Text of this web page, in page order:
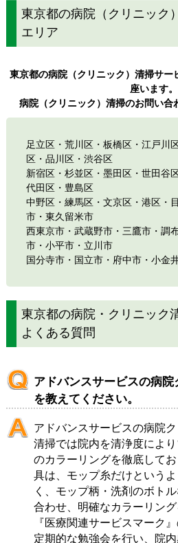
東京都の病院（クリニック
エリア
東京都の病院（クリニック）清掃サー
座います。
病院（クリニック）清掃のお問い合
足立区・ 荒川区・ 板橋区・ 江戸川
区・ 品川区・ 渋谷区
新宿区・ 杉並区・ 墨田区・ 世田谷
代田区・ 豊島区
中野区・ 練馬区・ 文京区・ 港区・
市・ 東久留米市
西東京市・ 武蔵野市・ 三鷹市・ 調
市・ 小平市・ 立川市
国分寺市・ 国立市・ 府中市・ 小金
東京都の病院・クリニック
よくある質問
アドバンスサービスの病
を教えてください。
アドバンスサービスの病院
清掃では院内を清浄度によ
のカラーリングを徹底して
具は、モップ糸だけという
く、モップ柄・洗剤のボト
合わせ、明確なカラーリン
『医療関連サービスマーク
定期的な勉強会を行い、院